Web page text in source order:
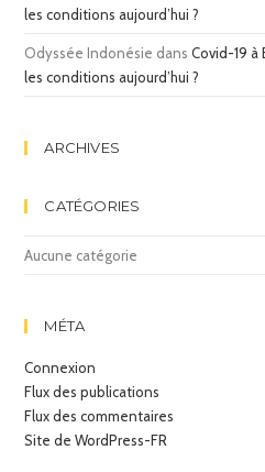
les conditions aujourd’hui ?
Odyssée Indonésie dansCovid-19
les conditions aujourd’hui ?
ARCHIVES
CATÉGORIES
Aucune catégorie
MÉTA
Connexion
Flux des publications
Flux des commentaires
Site de WordPress-FR